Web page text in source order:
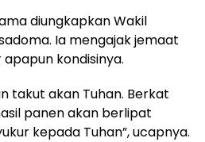
diungkapkan Wakil
Ia mengajak jemaat
kondisinya.
takut akan Tuhan. Berkat
panen akan berlipat
kepada Tuhan”, ucapnya.